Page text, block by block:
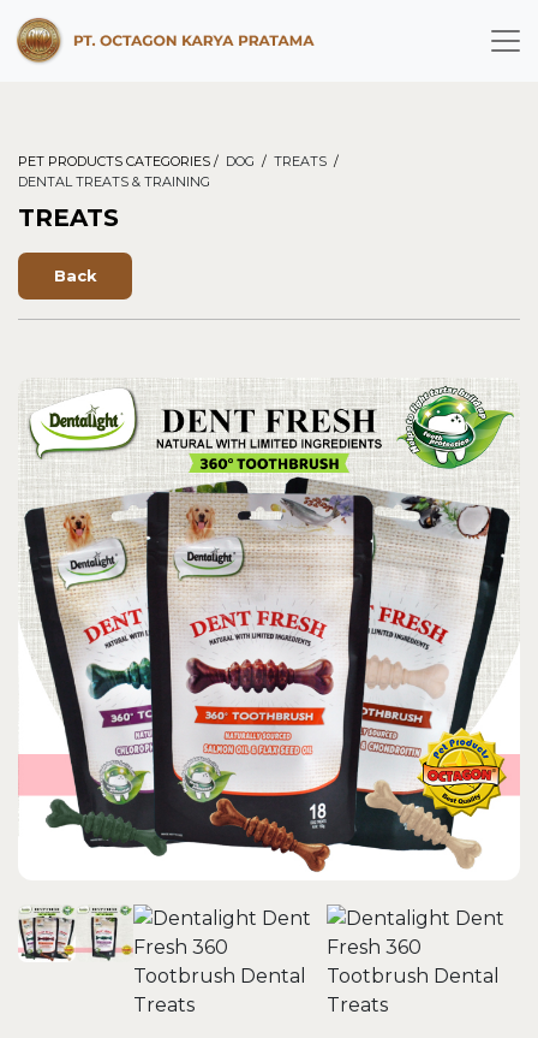
PET PRODUCTS CATEGORIES / DOG / TREATS /
DENTAL TREATS & TRAINING
TREATS
Back